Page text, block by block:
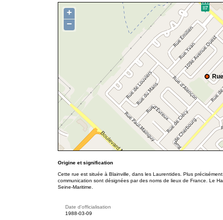
+
−
Origine et signification
Cette rue est située à Blainville, dans les Laurentides. Plus
communication sont désignées par des noms de lieux de France. Le
Seine-Maritime.
Date d'officialisation
1988-03-09